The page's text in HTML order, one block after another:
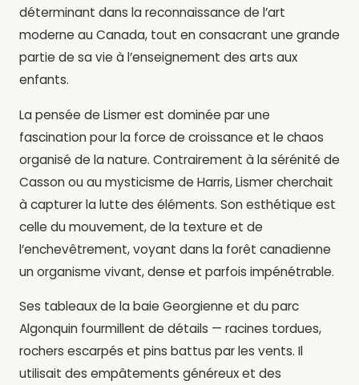
déterminant dans la reconnaissance de l’art
moderne au Canada, tout en consacrant une grande
partie de sa vie à l’enseignement des arts aux
enfants.
La pensée de Lismer est dominée par une
fascination pour la force de croissance et le chaos
organisé de la nature. Contrairement à la sérénité de
Casson ou au mysticisme de Harris, Lismer cherchait
à capturer la lutte des éléments. Son esthétique est
celle du mouvement, de la texture et de
l’enchevêtrement, voyant dans la forêt canadienne
un organisme vivant, dense et parfois impénétrable.
Ses tableaux de la baie Georgienne et du parc
Algonquin fourmillent de détails — racines tordues,
rochers escarpés et pins battus par les vents. Il
utilisait des empâtements généreux et des